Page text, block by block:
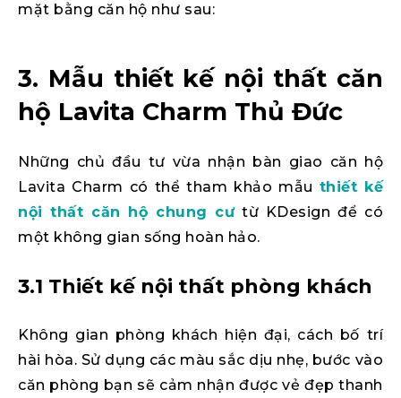
mặt bằng căn hộ như sau:
3. Mẫu thiết kế nội thất căn
hộ Lavita Charm Thủ Đức
Những chủ đầu tư vừa nhận bàn giao căn hộ
Lavita Charm có thể tham khảo mẫu thiết kế
nội thất căn hộ chung cưtừ KDesign để có
một không gian sống hoàn hảo.
3.1 Thiết kế nội thất phòng khách
Không gian phòng khách hiện đại, cách bố trí
hài hòa. Sử dụng các màu sắc dịu nhẹ, bước vào
căn phòng bạn sẽ cảm nhận được vẻ đẹp thanh